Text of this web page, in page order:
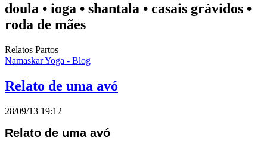
doula • ioga • shantala • casais grávidos •
roda de mães
Relatos Partos
Namaskar Yoga - Blog
Relato de uma avó
28/09/13 19:12
Relato de uma avó